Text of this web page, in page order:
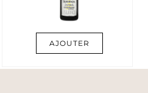
AJOUTER